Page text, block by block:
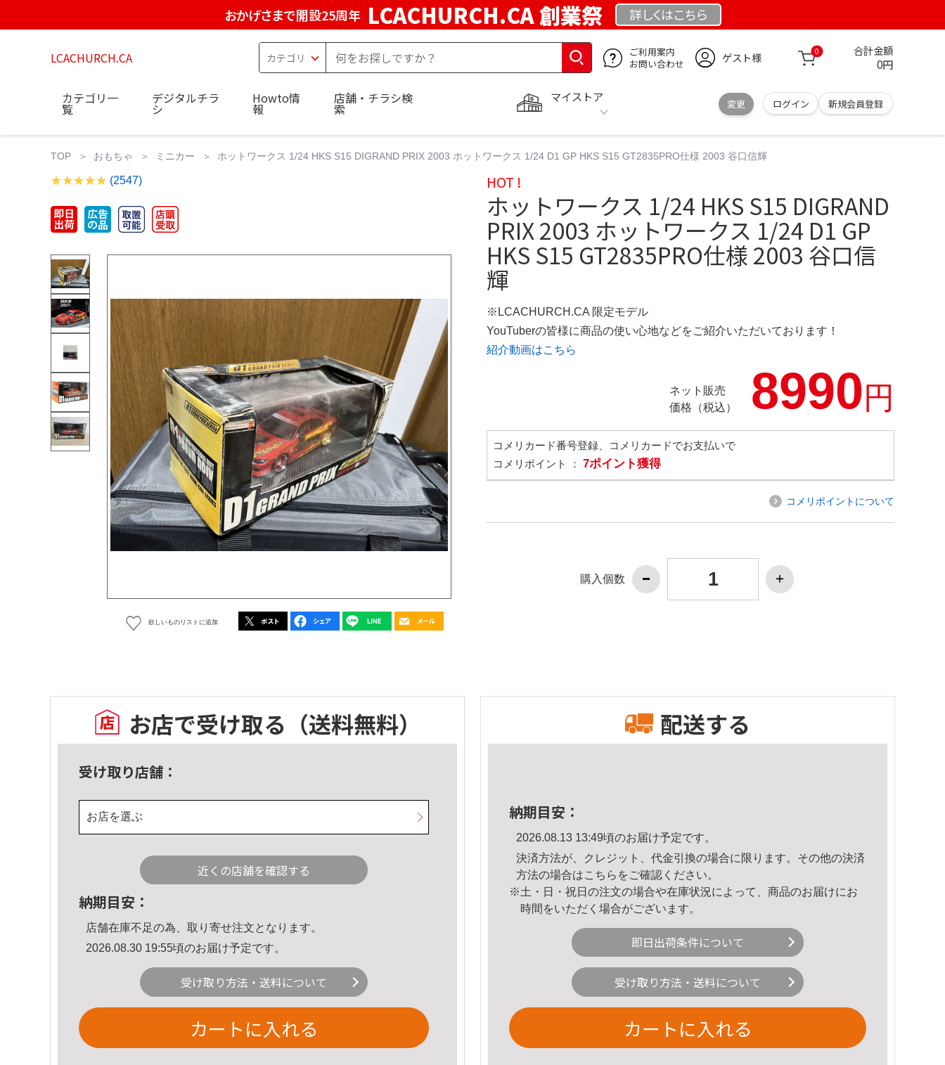
おかげさまで開設25周年 LCACHURCH.CA 創業祭 詳しくはこちら
LCACHURCH.CA
ご利用案内
お問い合わせ
ゲスト様 0 合計金額
0円
マイストア
変更 ログイン 新規会員登録
カテゴリ一
覧
デジタルチラ
シ
Howto情
報
店舗・チラシ検
索
TOP おもちゃ ミニカー ホットワークス 1/24 HKS S15 DIGRAND PRIX 2003 ホットワークス 1/24 D1 GP HKS S15 GT2835PRO仕様 2003 谷口信輝
(2547)
欲しいものリストに追加
HOT !
ホットワークス 1/24 HKS S15 DIGRAND
PRIX 2003 ホットワークス 1/24 D1 GP
HKS S15 GT2835PRO仕様 2003 谷口信
輝
※LCACHURCH.CA 限定モデル
YouTuberの皆様に商品の使い心地などをご紹介いただいております！
紹介動画はこちら
ネット販売
価格（税込）
8990円
コメリカード番号登録、コメリカードでお支払いで
コメリポイント ： 7ポイント獲得
コメリポイントについて
購入個数
お店で受け取る （送料無料）
受け取り店舗：
お店を選ぶ
近くの店舗を確認する
納期目安：
店舗在庫不足の為、取り寄せ注文となります。
2026.08.30 19:55頃のお届け予定です。
受け取り方法・送料について
カートに入れる
配送する
納期目安：
2026.08.13 13:49頃のお届け予定です。
決済方法が、クレジット、代金引換の場合に限ります。その他の決済
方法の場合はこちら をご確認ください。
※土・日・祝日の注文の場合や在庫状況によって、商品のお届けにお
時間をいただく場合がございます。
即日出荷条件について
受け取り方法・送料について
カートに入れる